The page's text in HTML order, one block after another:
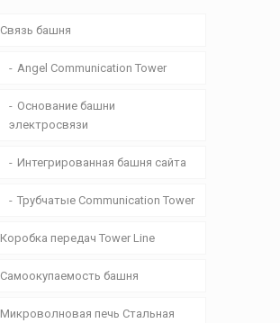
Связь башня
Angel Communication Tower
Основание башни
электросвязи
Интегрированная башня сайта
Трубчатые Communication Tower
Коробка передач Tower Line
Самоокупаемость башня
Микроволновая печь Стальная